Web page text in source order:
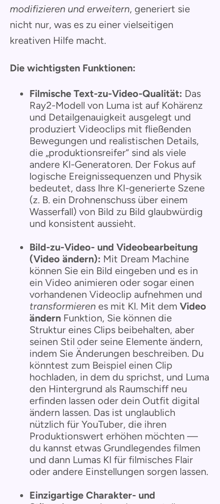
modifizieren und erweitern, generiert sie
nicht nur, was es zu einer vielseitigen
kreativen Hilfe macht.
Die wichtigsten Funktionen:
Filmische Text-zu-Video-Qualität: Das
Ray2-Modell von Luma ist auf Kohärenz
und Detailgenauigkeit ausgelegt und
produziert Videoclips mit fließenden
Bewegungen und realistischen Details,
die „produktionsreifer“ sind als viele
andere KI-Generatoren. Der Fokus auf
logische Ereignissequenzen und Physik
bedeutet, dass Ihre KI-generierte Szene
(z. B. ein Drohnenschuss über einem
Wasserfall) von Bild zu Bild glaubwürdig
und konsistent aussieht.
Bild-zu-Video- und Videobearbeitung
(Video ändern): Mit Dream Machine
können Sie ein Bild eingeben und es in
ein Video animieren oder sogar einen
vorhandenen Videoclip aufnehmen und
transformieren es mit KI. Mit dem Video
ändern Funktion, Sie können die
Struktur eines Clips beibehalten, aber
seinen Stil oder seine Elemente ändern,
indem Sie Änderungen beschreiben. Du
könntest zum Beispiel einen Clip
hochladen, in dem du sprichst, und Luma
den Hintergrund als Raumschiff neu
erfinden lassen oder dein Outfit digital
ändern lassen. Das ist unglaublich
nützlich für YouTuber, die ihren
Produktionswert erhöhen möchten —
du kannst etwas Grundlegendes filmen
und dann Lumas KI für filmisches Flair
oder andere Einstellungen sorgen lassen.
Einzigartige Charakter- und